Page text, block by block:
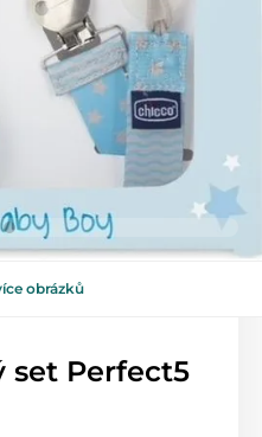
obrázků
set Perfect5